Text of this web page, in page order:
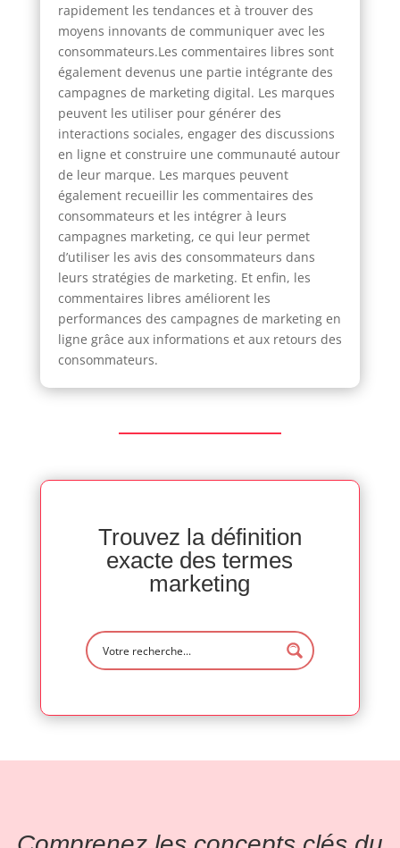
rapidement les tendances et à trouver des
moyens innovants de communiquer avec les
consommateurs.Les commentaires libres sont
également devenus une partie intégrante des
campagnes de marketing digital. Les marques
peuvent les utiliser pour générer des
interactions sociales, engager des discussions
en ligne et construire une communauté autour
de leur marque. Les marques peuvent
également recueillir les commentaires des
consommateurs et les intégrer à leurs
campagnes marketing, ce qui leur permet
d’utiliser les avis des consommateurs dans
leurs stratégies de marketing. Et enfin, les
commentaires libres améliorent les
performances des campagnes de marketing en
ligne grâce aux informations et aux retours des
consommateurs.
Trouvez la définition
exacte des termes
marketing